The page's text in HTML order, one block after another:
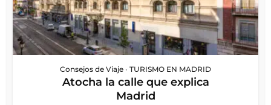
Consejos de Viaje • TURISMO EN MADRID
Atocha la calle que explica
Madrid